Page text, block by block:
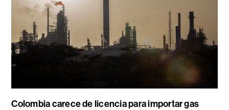
Colombia carece de licencia para importar gas